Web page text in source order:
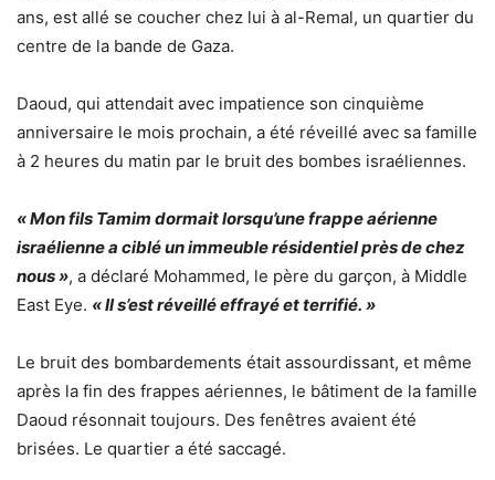
ans, est allé se coucher chez lui à al-Remal, un quartier du
centre de la bande de Gaza.
Daoud, qui attendait avec impatience son cinquième
anniversaire le mois prochain, a été réveillé avec sa famille
à 2 heures du matin par le bruit des bombes israéliennes.
« Mon fils Tamim dormait lorsqu’une frappe aérienne
israélienne a ciblé un immeuble résidentiel près de chez
nous », a déclaré Mohammed, le père du garçon, à Middle
East Eye. « Il s’est réveillé effrayé et terrifié. »
Le bruit des bombardements était assourdissant, et même
après la fin des frappes aériennes, le bâtiment de la famille
Daoud résonnait toujours. Des fenêtres avaient été
brisées. Le quartier a été saccagé.